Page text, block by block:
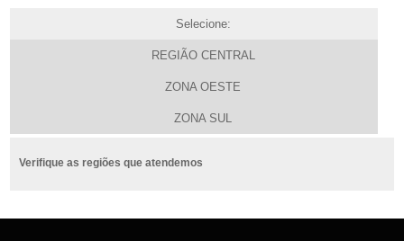
Selecione:
REGIÃO CENTRAL
ZONA OESTE
ZONA SUL
Verifique as regiões que atendemos